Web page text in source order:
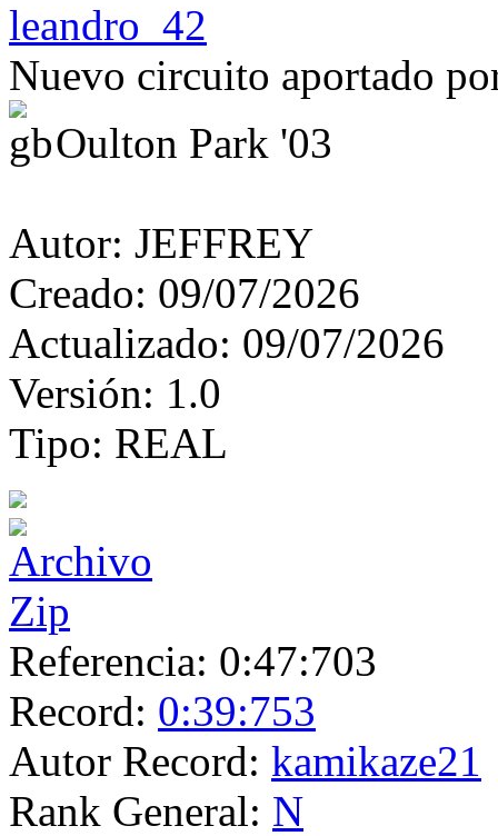
leandro_42
Nuevo circuito aportado
Oulton Park '03
Autor: JEFFREY
Creado: 09/07/2026
Actualizado: 09/07/2026
Versión: 1.0
Tipo: REAL
Referencia: 0:47:703
Record: 0:39:753
Autor Record: kamikaze21
Rank General: N